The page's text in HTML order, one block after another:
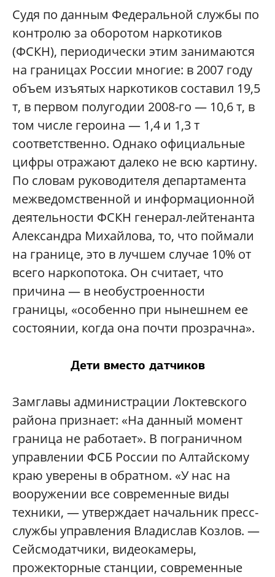
Судя по данным Федеральной службы по
контролю за оборотом наркотиков
(ФСКН), периодически этим занимаются
на границах России многие: в 2007 году
объем изъятых наркотиков составил 19,5
т, в первом полугодии 2008-го — 10,6 т, в
том числе героина — 1,4 и 1,3 т
соответственно. Однако официальные
цифры отражают далеко не всю картину.
По словам руководителя департамента
межведомственной и информационной
деятельности ФСКН генерал-лейтенанта
Александра Михайлова, то, что поймали
на границе, это в лучшем случае 10% от
всего наркопотока. Он считает, что
причина — в необустроенности
границы, «особенно при нынешнем ее
состоянии, когда она почти прозрачна».
Дети вместо датчиков
Замглавы администрации Локтевского
района признает: «На данный момент
граница не работает». В пограничном
управлении ФСБ России по Алтайскому
краю уверены в обратном. «У нас на
вооружении все современные виды
техники, — утверждает начальник пресс-
службы управления Владислав Козлов. —
Сейсмодатчики, видеокамеры,
прожекторные станции, современные